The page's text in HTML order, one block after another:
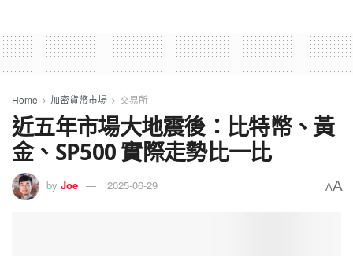
Home 加密貨幣市場 交易所
近五年市場大地震後：比特幣、黃
金、SP500 實際走勢比一比
by Joe 2025-06-29 AA